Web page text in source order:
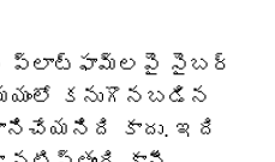
ప్లాట్‌ఫామ్‌లపై సైబర్
కనుగొనబడిన
హానిచేయనిది కాదు. ఇది